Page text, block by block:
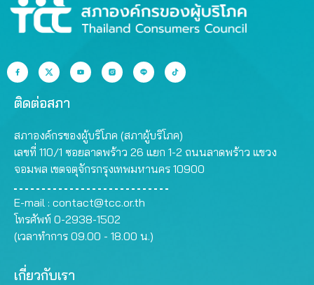
ติดต่อสภา
สภาองค์กรของผู้บริโภค (สภาผู้บริโภค)
เลขที่ 110/1 ซอยลาดพร้าว 26 แยก 1-2 ถนนลาดพร้าว แขวง
จอมพล เขตจตุจักรกรุงเทพมหานคร 10900
E-mail : contact@tcc.or.th
โทรศัพท์ 0-2938-1502
(เวลาทำการ 09.00 - 18.00 น.)
เกี่ยวกับเรา